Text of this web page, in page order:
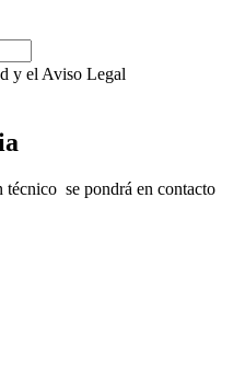
y el Aviso Legal
se pondrá en contacto